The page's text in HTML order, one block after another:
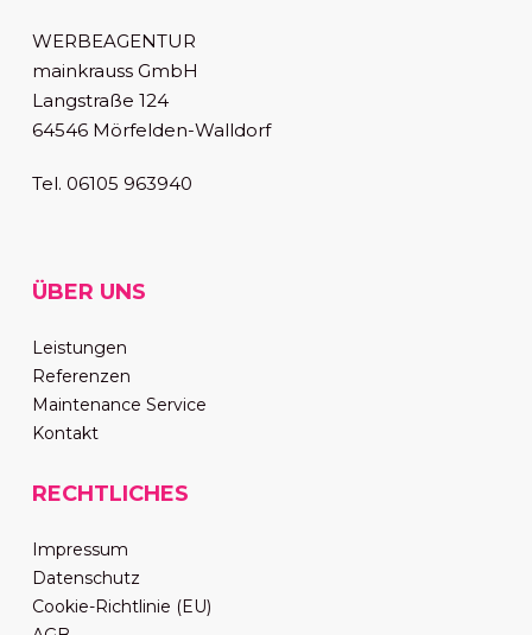
WERBEAGENTUR
mainkrauss GmbH
Langstraße 124
64546 Mörfelden-Walldorf
Tel. 06105 963940
ÜBER UNS
Leistungen
Referenzen
Maintenance Service
Kontakt
RECHTLICHES
Impressum
Datenschutz
Cookie-Richtlinie (EU)